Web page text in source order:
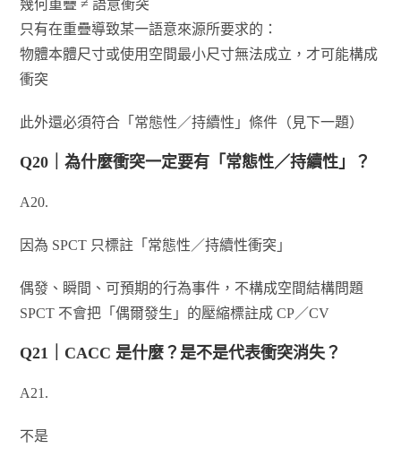
幾何重疊 ≠ 語意衝突
只有在重疊導致某一語意來源所要求的：
物體本體尺寸或使用空間最小尺寸無法成立，才可能構成
衝突
此外還必須符合「常態性／持續性」條件（見下一題）
Q20｜為什麼衝突一定要有「常態性／持續性」？
A20.
因為 SPCT 只標註「常態性／持續性衝突」
偶發、瞬間、可預期的行為事件，不構成空間結構問題
SPCT 不會把「偶爾發生」的壓縮標註成 CP／CV
Q21｜CACC 是什麼？是不是代表衝突消失？
A21.
不是